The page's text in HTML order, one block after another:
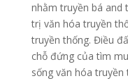
nhằm truyền bá and
trị văn hóa truyền
truyền thống. Điều
chỗ đứng của tìm
sống văn hóa truyền